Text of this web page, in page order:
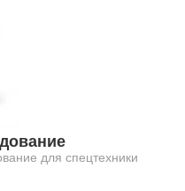
для спецтехники